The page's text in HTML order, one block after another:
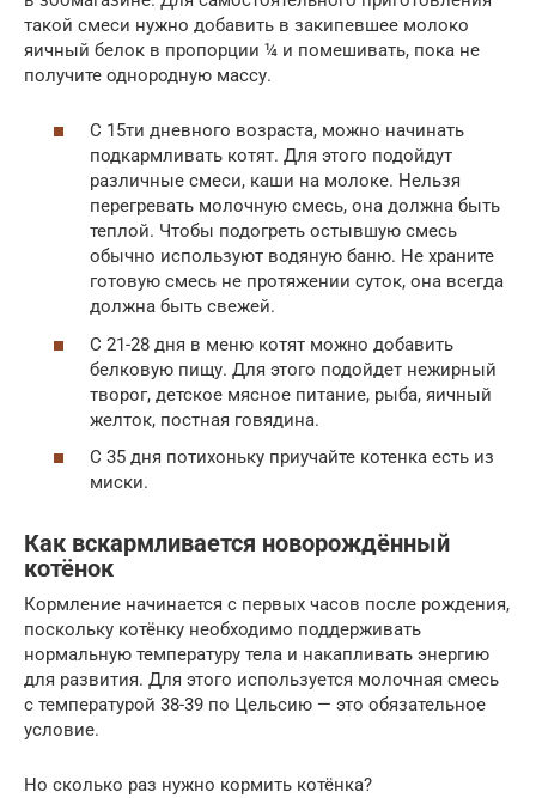
такой смеси нужно добавить в закипевшее молоко
яичный белок в пропорции ¼ и помешивать, пока не
получите однородную массу.
С 15ти дневного возраста, можно начинать
подкармливать котят. Для этого подойдут
различные смеси, каши на молоке. Нельзя
перегревать молочную смесь, она должна быть
теплой. Чтобы подогреть остывшую смесь
обычно используют водяную баню. Не храните
готовую смесь не протяжении суток, она всегда
должна быть свежей.
С 21-28 дня в меню котят можно добавить
белковую пищу. Для этого подойдет нежирный
творог, детское мясное питание, рыба, яичный
желток, постная говядина.
С 35 дня потихоньку приучайте котенка есть из
миски.
Как вскармливается новорождённый
котёнок
Кормление начинается с первых часов после рождения,
поскольку котёнку необходимо поддерживать
нормальную температуру тела и накапливать энергию
для развития. Для этого используется молочная смесь
с температурой 38-39 по Цельсию — это обязательное
условие.
Но сколько раз нужно кормить котёнка?